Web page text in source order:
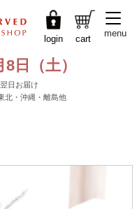
login cart
menu